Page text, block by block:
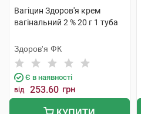
Вагіцин Здоров'я крем
вагінальний 2 % 20 г 1 туба
Здоров'я ФК
Є в наявності
від 253.60 грн